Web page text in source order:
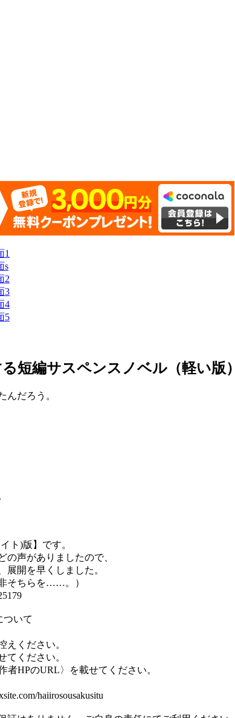
短編サスペンスノベル（軽い版）
だろう。
ト)版】です。
の声がありましたので、
展開を早くしました。
そちらを……。）
ついて
えください。
てください。
HPのURL〉を載せてください。
haiirosousakusitu